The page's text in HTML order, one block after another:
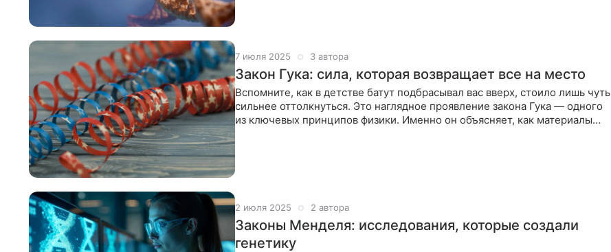
7 июля 2025 3 автора
Закон Гука: сила, которая возвращает все на место
Вспомните, как в детстве батут подбрасывал вас вверх, стоило лишь чуть
сильнее оттолкнуться. Это наглядное проявление закона Гука — одного
из ключевых принципов физики. Именно он объясняет, как материалы
2 июля 2025 2 автора
Законы Менделя: исследования, которые создали
генетику